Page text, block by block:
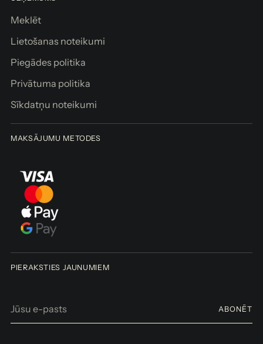
o
t
r
o
a
m
Saņemšana
Brīvības iela
155/3
Ir noliktavā,
Parasti
gatavs 2-4
dienu laikā
Skatiet
veikala
Meklēt
Lietošanas noteikumi
Piegādes politika
Privātuma politika
Sīkdatņu noteikumi
MAKSĀJUMU METODES
PIERAKSTIES JAUNUMIEM
e-
ABONĒT